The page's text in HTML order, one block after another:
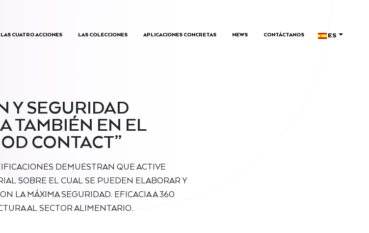
LAS CUATRO ACCIONES LAS COLECCIONES APLICACIONES CONCRETAS NEWS CONTÁCTANOS ES
Y SEGURIDAD
TAMBIÉN EN EL
CONTACT”
DEMUESTRAN QUE ACTIVE
SOBRE EL CUAL SE PUEDEN ELABORAR Y
LA MÁXIMA SEGURIDAD. EFICACIA A 360
AL SECTOR ALIMENTARIO.